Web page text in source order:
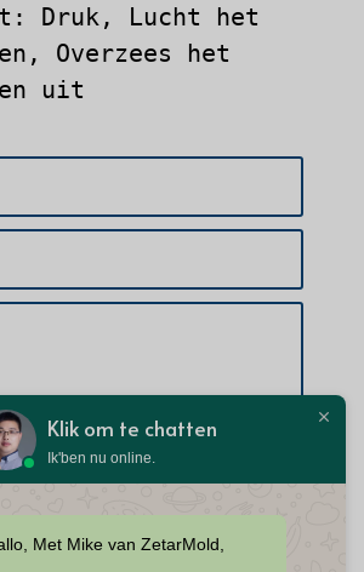
Druk, Lucht het
Overzees het
uit
aanvraag sturen
Klik om te chatten
Ik'ben nu online.
Met Mike van ZetarMold,